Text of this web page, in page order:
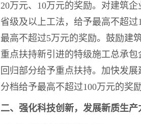
20万元、10万元的奖励。对建筑
省级及以上工法，给予最高不超
最高不超过5万元的奖励。鼓励建
重点扶持新引进的特级施工总承
回归部分给予重点扶持。加快发
分档给予最高不超过100万元的奖励
二、强化科技创新，发展新质生产